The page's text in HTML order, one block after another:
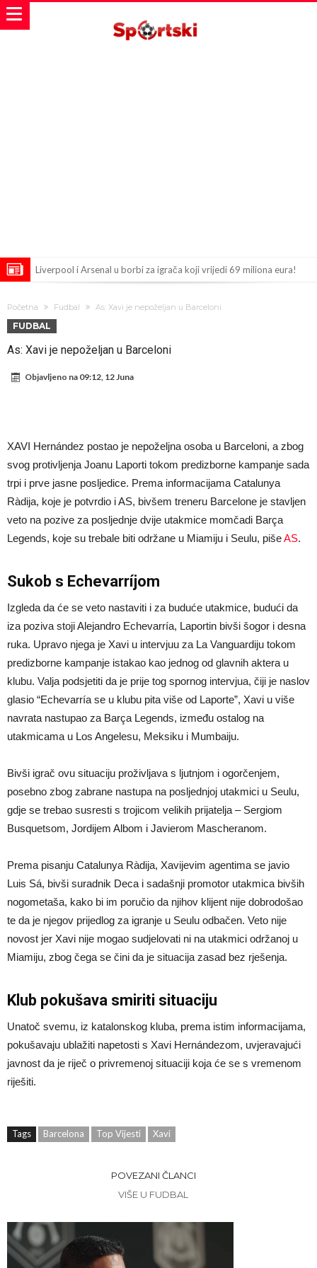
Liverpool i Arsenal u borbi za igrača koji vrijedi 69 miliona eura!
napokon poznat
Engleski reprezentativac optužen za napad u noćnom klubu
Samo dva fudbalska velikana uspjela su ostvariti “nemoguće”! Jedan
od njih je Messi, znate li ko je drugi?
Прijelom u transferu Romera? Inter nema dovoljno sredstava,
Atletico prati situaciju.
Početna Fudbal As: Xavi je nepoželjan u Barceloni
FUDBAL
As: Xavi je nepoželjan u Barceloni
Objavljeno na 09:12, 12 Juna
XAVI Hernández postao je nepoželjna osoba u Barceloni, a zbog
svog protivljenja Joanu Laporti tokom predizborne kampanje sada
trpi i prve jasne posljedice. Prema informacijama Catalunya
Ràdija, koje je potvrdio i AS, bivšem treneru Barcelone je stavljen
veto na pozive za posljednje dvije utakmice momčadi Barça
Legends, koje su trebale biti održane u Miamiju i Seulu, pišeAS.
Sukob s Echevarríjom
Izgleda da će se veto nastaviti i za buduće utakmice, budući da
iza poziva stoji Alejandro Echevarría, Laportin bivši šogor i desna
ruka. Upravo njega je Xavi u intervjuu za La Vanguardiju tokom
predizborne kampanje istakao kao jednog od glavnih aktera u
klubu. Valja podsjetiti da je prije tog spornog intervjua, čiji je naslov
glasio “Echevarría se u klubu pita više od Laporte”, Xavi u više
navrata nastupao za Barça Legends, između ostalog na
utakmicama u Los Angelesu, Meksiku i Mumbaiju.
Bivši igrač ovu situaciju proživljava s ljutnjom i ogorčenjem,
posebno zbog zabrane nastupa na posljednjoj utakmici u Seulu,
gdje se trebao susresti s trojicom velikih prijatelja – Sergiom
Busquetsom, Jordijem Albom i Javierom Mascheranom.
Prema pisanju Catalunya Ràdija, Xavijevim agentima se javio
Luis Sá, bivši suradnik Deca i sadašnji promotor utakmica bivših
nogometaša, kako bi im poručio da njihov klijent nije dobrodošao
te da je njegov prijedlog za igranje u Seulu odbačen. Veto nije
novost jer Xavi nije mogao sudjelovati ni na utakmici održanoj u
Miamiju, zbog čega se čini da je situacija zasad bez rješenja.
Klub pokušava smiriti situaciju
Unatoč svemu, iz katalonskog kluba, prema istim informacijama,
pokušavaju ublažiti napetosti s Xavi Hernándezom, uvjeravajući
javnost da je riječ o privremenoj situaciji koja će se s vremenom
riješiti.
Tags Barcelona Top Vijesti Xavi
POVEZANI ČLANCI
VIŠE U FUDBAL